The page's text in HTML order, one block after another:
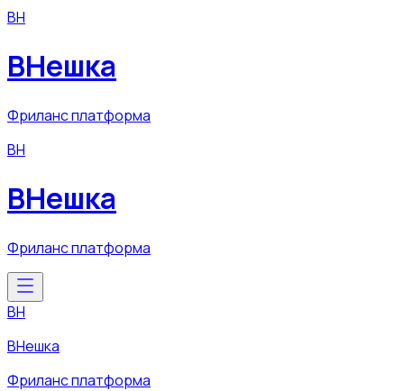
ВН
ВНешка
Фриланс платформа
ВН
ВНешка
Фриланс платформа
ВН
ВНешка
Фриланс платформа